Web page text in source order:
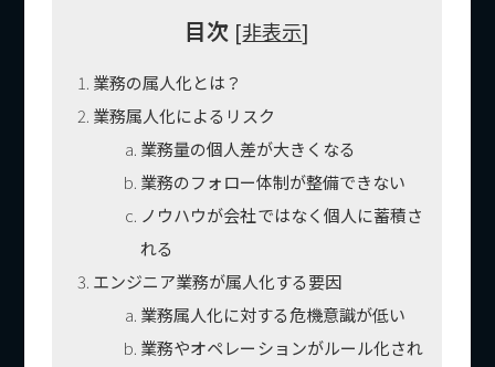
目次 [非表示]
業務の属人化とは？
業務属人化によるリスク
業務量の個人差が大きくなる
業務のフォロー体制が整備できない
ノウハウが会社ではなく個人に蓄積さ
れる
エンジニア業務が属人化する要因
業務属人化に対する危機意識が低い
業務やオペレーションがルール化され